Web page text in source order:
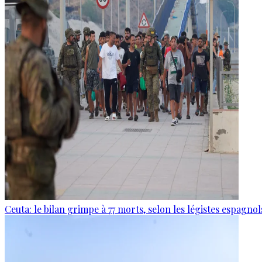
Ceuta: le bilan grimpe à 77 morts, selon les légistes